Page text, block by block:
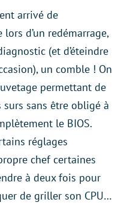
arrivé de
d’un redémarrage,
(et d’éteindre
un comble ! On
permettant de
sans être obligé à
le BIOS.
réglages
chef certaines
à deux fois pour
de griller son CPU…